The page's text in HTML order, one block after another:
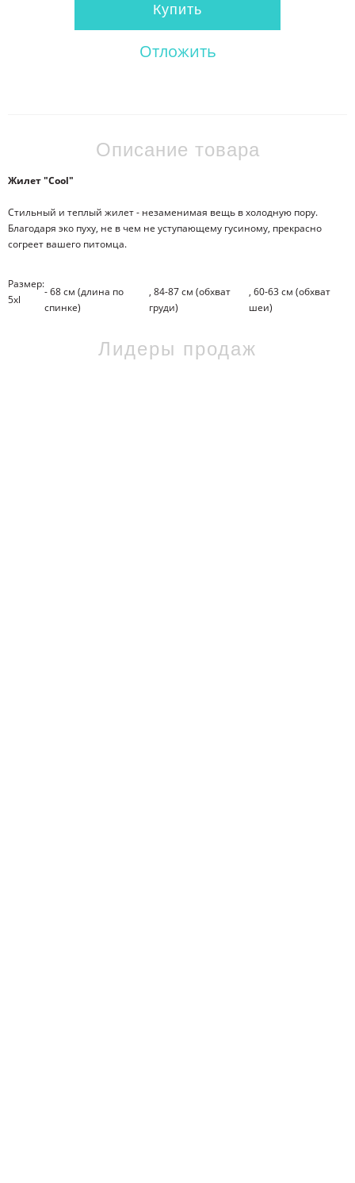
Купить
Отложить
Описание товара
Жилет "Cool"
Стильный и теплый жилет - незаменимая вещь в холодную пору.
Благодаря эко пуху, не в чем не уступающему гусиному, прекрасно
согреет вашего питомца.
Размер:
5xl
- 68 см (длина по
спинке)
, 84-87 см (обхват
груди)
, 60-63 см (обхват
шеи)
Лидеры продаж